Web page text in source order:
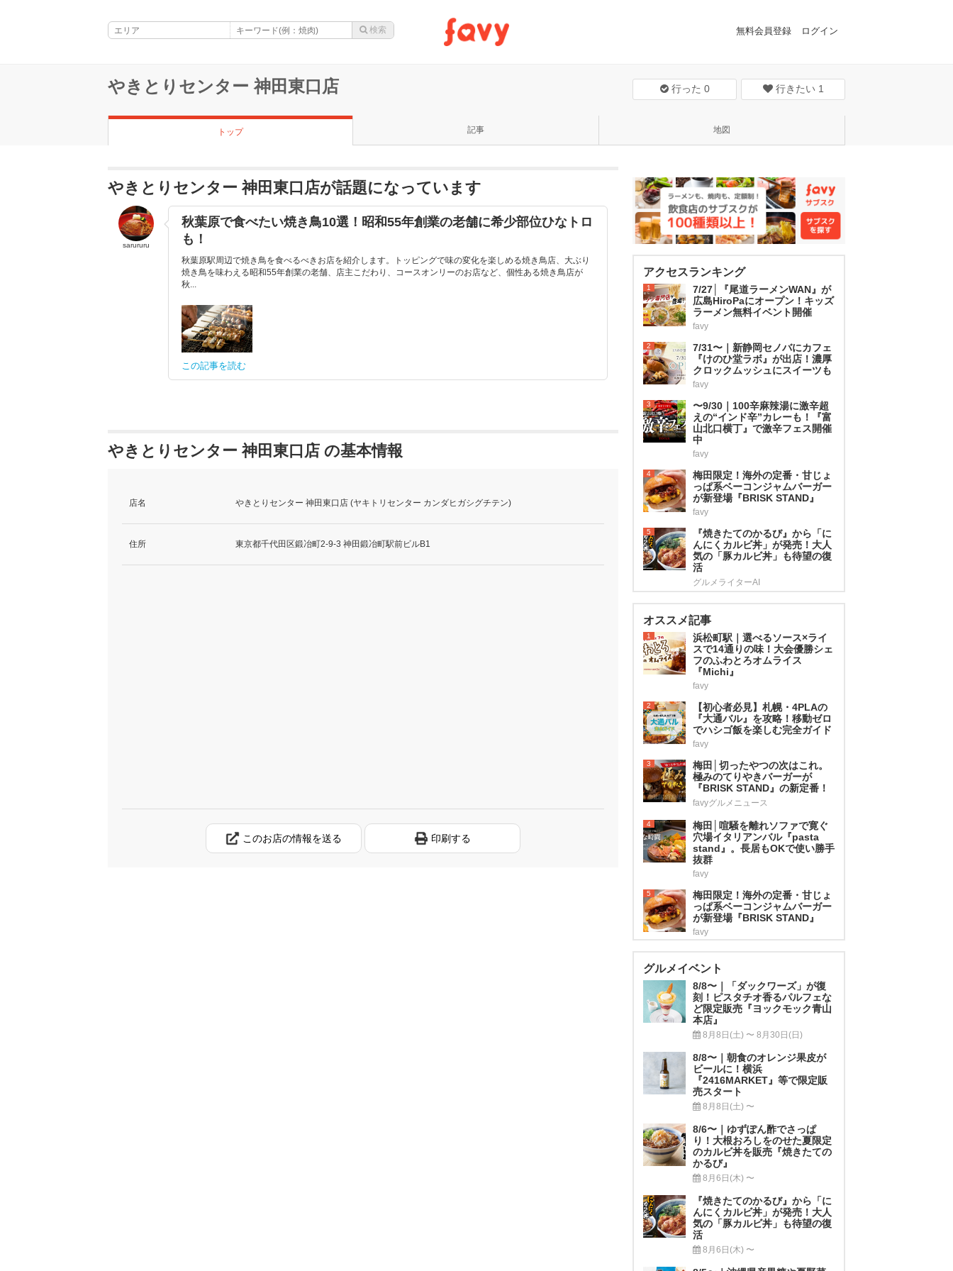
無料会員登録 ログイン
やきとりセンター 神田東口店 行った 0 行きたい 1
トップ 記事 地図
やきとりセンター 神田東口店が話題になっています
sarururu
秋葉原で食べたい焼き鳥10選！昭和55年創業の老舗に希少部位ひなトロ
も！
秋葉原駅周辺で焼き鳥を食べるべきお店を紹介します。トッピングで味の変化を楽しめる焼き鳥店、大ぶり
焼き鳥を味わえる昭和55年創業の老舗、店主こだわり、コースオンリーのお店など、個性ある焼き鳥店が
秋...
この記事を読む
やきとりセンター 神田東口店 の基本情報
店名 やきとりセンター 神田東口店 (ヤキトリセンター カンダヒガシグチテン)
住所 東京都千代田区鍛冶町2-9-3 神田鍛冶町駅前ビルB1
このお店の情報を送る 印刷する
アクセスランキング
1
7/27│『尾道ラーメンWAN』が
広島HiroPaにオープン！キッズ
ラーメン無料イベント開催
favy
2
7/31〜｜新静岡セノバにカフェ
『けのひ堂ラボ』が出店！濃厚
クロックムッシュにスイーツも
favy
3
〜9/30｜100辛麻辣湯に激辛超
えの“インド辛”カレーも！『富
山北口横丁』で激辛フェス開催
中
favy
4
梅田限定！海外の定番・甘じょ
っぱ系ベーコンジャムバーガー
が新登場『BRISK STAND』
favy
5
『焼きたてのかるび』から「に
んにくカルビ丼」が発売！大人
気の「豚カルビ丼」も待望の復
活
グルメライターAI
オススメ記事
1
浜松町駅｜選べるソース×ライ
スで14通りの味！大会優勝シェ
フのふわとろオムライス
『Michi』
favy
2
【初心者必見】札幌・4PLAの
『大通バル』を攻略！移動ゼロ
でハシゴ飯を楽しむ完全ガイド
favy
3
梅田│切ったやつの次はこれ。
極みのてりやきバーガーが
『BRISK STAND』の新定番！
favyグルメニュース
4
梅田│喧騒を離れソファで寛ぐ
穴場イタリアンバル『pasta
stand』。長居もOKで使い勝手
抜群
favy
5
梅田限定！海外の定番・甘じょ
っぱ系ベーコンジャムバーガー
が新登場『BRISK STAND』
favy
グルメイベント
8/8〜｜「ダックワーズ」が復
刻！ピスタチオ香るパルフェな
ど限定販売『ヨックモック青山
本店』
8月8日(土) 〜 8月30日(日)
8/8〜｜朝食のオレンジ果皮が
ビールに！横浜
『2416MARKET』等で限定販
売スタート
8月8日(土) 〜
8/6〜｜ゆずぽん酢でさっぱ
り！大根おろしをのせた夏限定
のカルビ丼を販売『焼きたての
かるび』
8月6日(木) 〜
『焼きたてのかるび』から「に
んにくカルビ丼」が発売！大人
気の「豚カルビ丼」も待望の復
活
8月6日(木) 〜